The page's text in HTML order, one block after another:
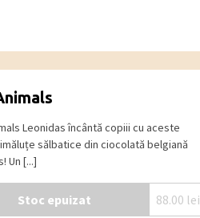
15⁰C –
lei.
lei.
Leonidas încântă copiii cu aceste
sălbatice din ciocolată belgiană
Un [...]
Stoc epuizat 88.00 lei